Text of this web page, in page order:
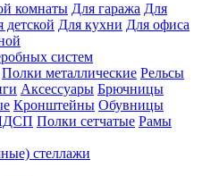
комнаты Для гаража Для
детской Для кухни Для офиса
систем
Полки металлические Рельсы
Аксессуары Брючницы
Кронштейны Обувницы
Полки сетчатые Рамы
стеллажи